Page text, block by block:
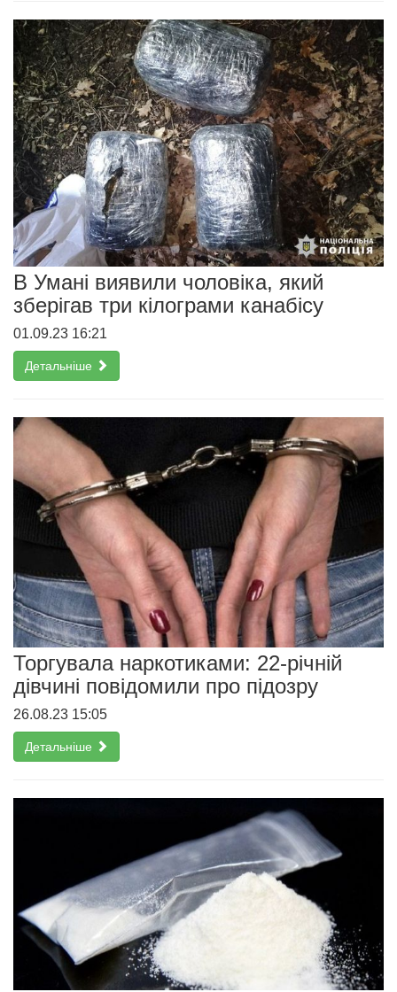
В Умані виявили чоловіка, який
зберігав три кілограми канабісу
01.09.23 16:21
Детальніше
Торгувала наркотиками: 22-річній
дівчині повідомили про підозру
26.08.23 15:05
Детальніше